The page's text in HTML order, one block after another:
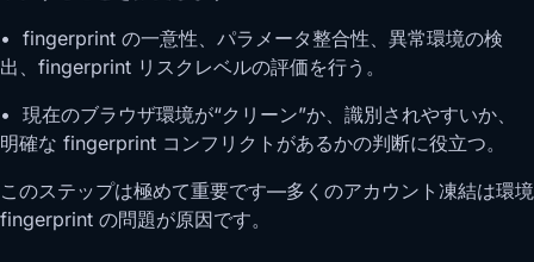
• fingerprint の一意性、パラメータ整合性、異常環境の検
出、fingerprint リスクレベルの評価を行う。
• 現在のブラウザ環境が“クリーン”か、識別されやすいか、
明確な fingerprint コンフリクトがあるかの判断に役立つ。
このステップは極めて重要です—多くのアカウント凍結は環境
fingerprint の問題が原因です。